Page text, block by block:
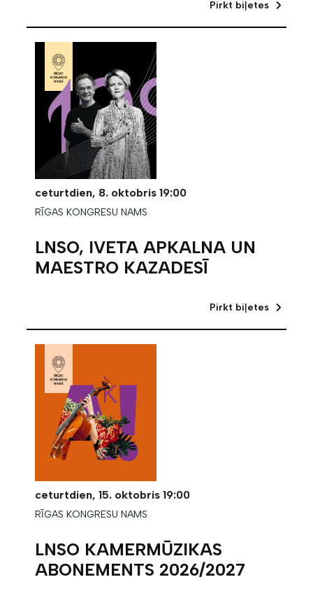
Pirkt biļetes
ceturtdien, 8. oktobris 19:00
RĪGAS KONGRESU NAMS
LNSO, IVETA APKALNA UN
MAESTRO KAZADESĪ
Pirkt biļetes
ceturtdien, 15. oktobris 19:00
RĪGAS KONGRESU NAMS
LNSO KAMERMŪZIKAS
ABONEMENTS 2026/2027